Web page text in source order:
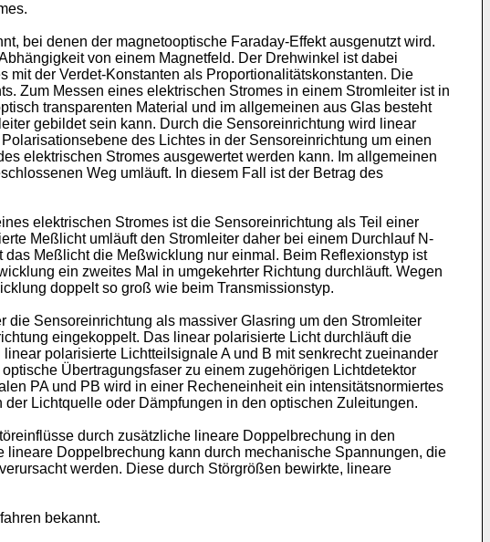
bei denen der magnetooptische Faraday-Effekt ausgenutzt wird.
von einem Magnetfeld. Der Drehwinkel ist dabei
der Verdet-Konstanten als Proportionalitätskonstanten. Die
Zum Messen eines elektrischen Stromes in einem Stromleiter ist in
transparenten Material und im allgemeinen aus Glas besteht
gebildet sein kann. Durch die Sensoreinrichtung wird linear
des Lichtes in der Sensoreinrichtung um einen
elektrischen Stromes ausgewertet werden kann. Im allgemeinen
Weg umläuft. In diesem Fall ist der Betrag des
elektrischen Stromes ist die Sensoreinrichtung als Teil einer
Meßlicht umläuft den Stromleiter daher bei einem Durchlauf N-
Meßlicht die Meßwicklung nur einmal. Beim Reflexionstyp ist
ein zweites Mal in umgekehrter Richtung durchläuft. Wegen
doppelt so groß wie beim Transmissionstyp.
Sensoreinrichtung als massiver Glasring um den Stromleiter
eingekoppelt. Das linear polarisierte Licht durchläuft die
polarisierte Lichtteilsignale A und B mit senkrecht zueinander
Übertragungsfaser zu einem zugehörigen Lichtdetektor
PA und PB wird in einer Recheneinheit ein intensitätsnormiertes
Lichtquelle oder Dämpfungen in den optischen Zuleitungen.
durch zusätzliche lineare Doppelbrechung in den
Doppelbrechung kann durch mechanische Spannungen, die
werden. Diese durch Störgrößen bewirkte, lineare
bekannt.